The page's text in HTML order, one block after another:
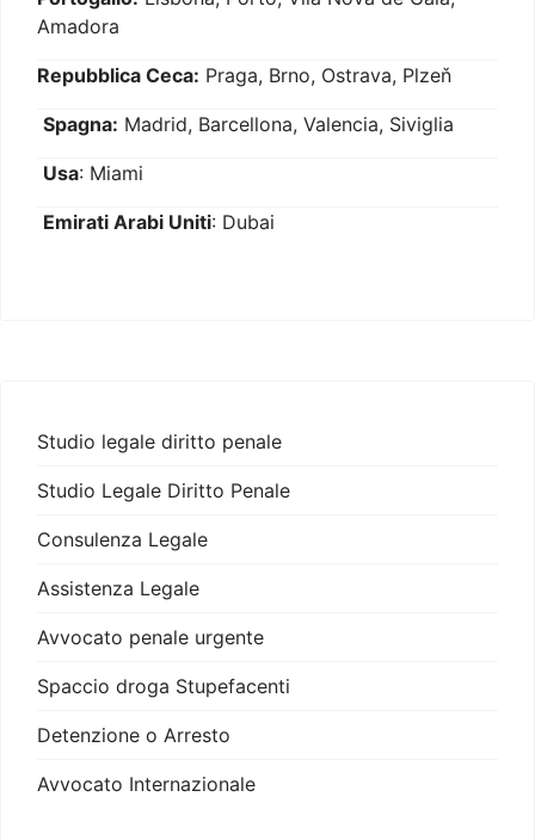
Amadora
Repubblica Ceca: Praga, Brno, Ostrava, Plzeň
Spagna: Madrid, Barcellona, Valencia, Siviglia
Usa: Miami
Emirati Arabi Uniti: Dubai
Studio legale diritto penale
Studio Legale Diritto Penale
Consulenza Legale
Assistenza Legale
Avvocato penale urgente
Spaccio droga Stupefacenti
Detenzione o Arresto
Avvocato Internazionale